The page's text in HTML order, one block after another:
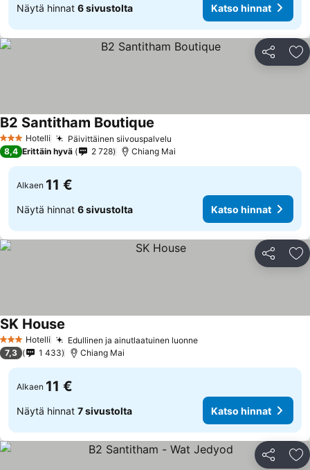
Näytä hinnat 6 sivustolta Katso hinnat
Jaa
3 Tähtiluokitus
Hotelli Päivittäinen siivouspalvelu
B2 Santitham Boutique
8,4 Erittäin hyvä 2 728 Chiang Mai
Alkaen 11 €
Näytä hinnat 6 sivustolta Katso hinnat
Jaa
3 Tähtiluokitus
Hotelli Edullinen ja ainutlaatuinen luonne
SK House
7,3 1 433 Chiang Mai
Alkaen 11 €
Näytä hinnat 7 sivustolta Katso hinnat
Jaa